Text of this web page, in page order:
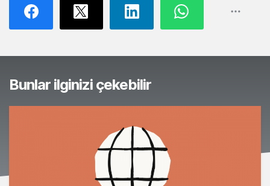
Bunlar ilginizi çekebilir